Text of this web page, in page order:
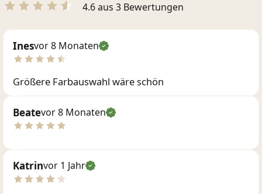
4.6 aus 3 Bewertungen
Inesvor 8 Monaten
Größere Farbauswahl wäre schön
Beatevor 8 Monaten
Katrinvor 1 Jahr